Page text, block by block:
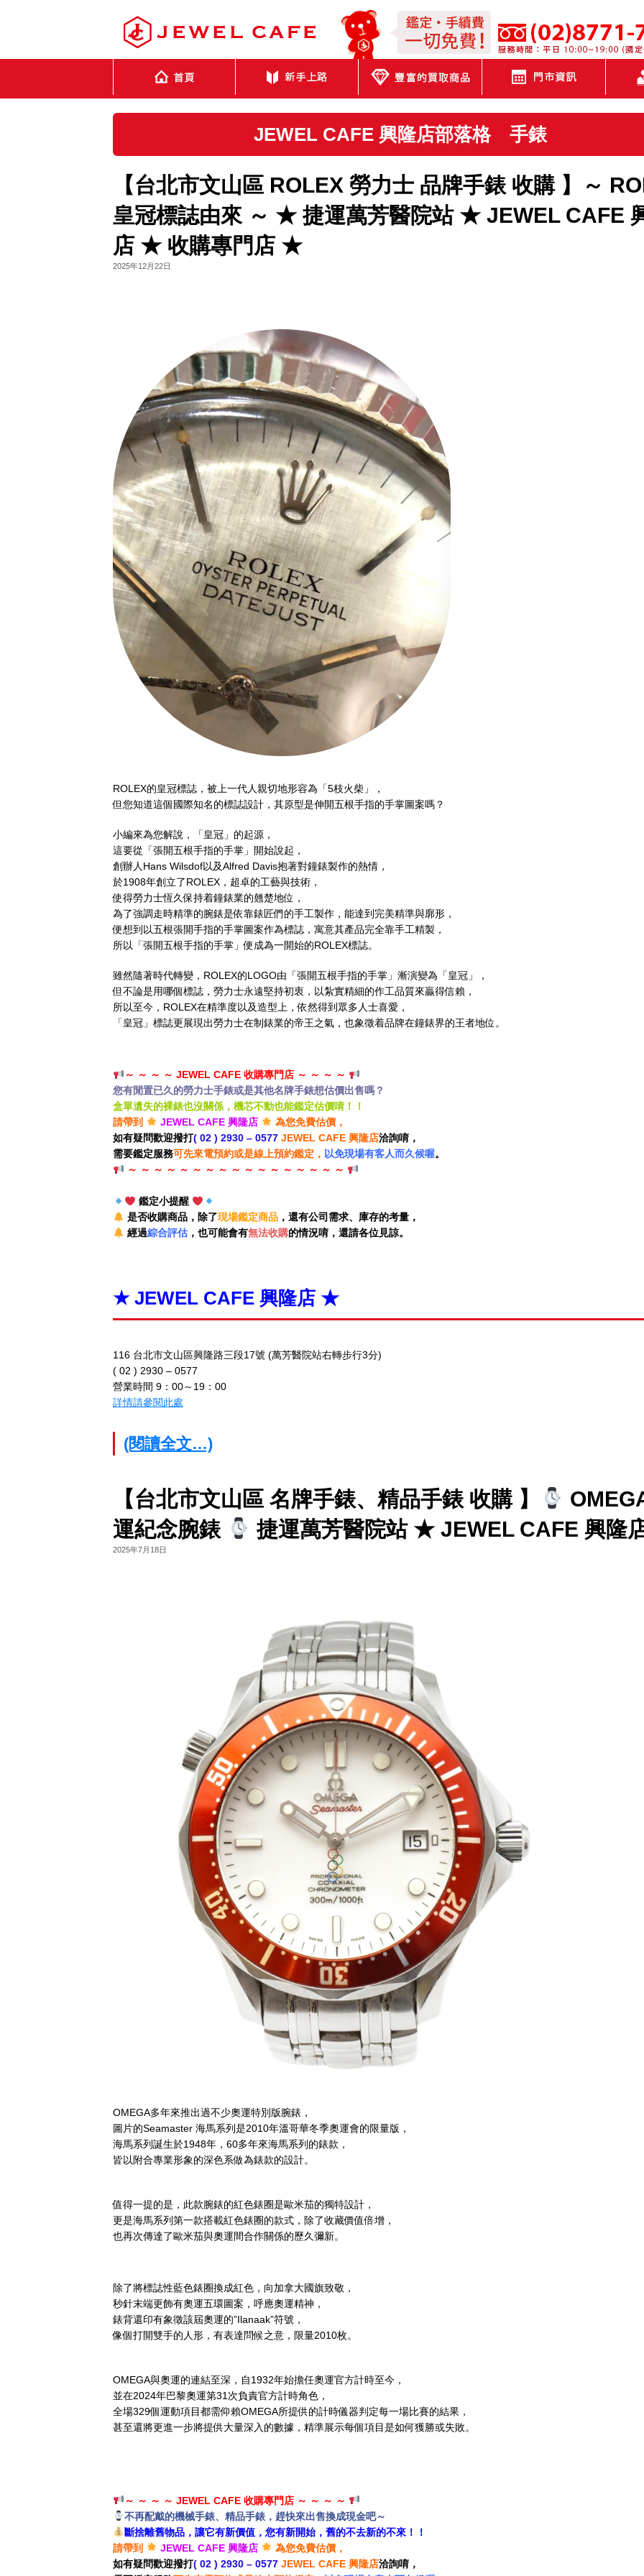
JEWEL CAFE
JEWEL CAFE 興隆店部落格手錶
【台北市文山區 ROLEX 勞力士 品牌手錶 收購 】～
皇冠標誌由來 ～ ★ 捷運萬芳醫院站 ★ JEWEL CAFE
店 ★ 收購專門店 ★
2025年12月22日
ROLEX的皇冠標誌，被上一代人親切地形容為「5枝火柴」，
但您知道這個國際知名的標誌設計，其原型是伸開五根手指的手掌圖案嗎？
小編來為您解說，「皇冠」的起源，
這要從「張開五根手指的手掌」開始說起，
創辦人Hans Wilsdof以及Alfred Davis抱著對鐘錶製作的熱情，
於1908年創立了ROLEX，超卓的工藝與技術，
使得勞力士恆久保持着鐘錶業的翹楚地位，
為了強調走時精準的腕錶是依靠錶匠們的手工製作，能達到完美精準與廓形，
便想到以五根張開手指的手掌圖案作為標誌，寓意其產品完全靠手工精製，
所以「張開五根手指的手掌」便成為一開始的ROLEX標誌。
雖然隨著時代轉變，ROLEX的LOGO由「張開五根手指的手掌」漸演變為「皇冠」，
但不論是用哪個標誌，勞力士永遠堅持初衷，以紮實精細的作工品質來贏得信賴，
所以至今，ROLEX在精準度以及造型上，依然得到眾多人士喜愛，
「皇冠」標誌更展現出勞力士在制錶業的帝王之氣，也象徵着品牌在鐘錶界的王者地位。
～ ～ ～ ～ JEWEL CAFE 收購專門店 ～ ～ ～ ～
您有閒置已久的勞力士手錶或是其他名牌手錶想估價出售嗎？
盒單遺失的裸錶也沒關係，機芯不動也能鑑定估價唷！！
請帶到
JEWEL CAFE 興隆店
為您免費估價，
如有疑問歡迎撥打( 02 ) 2930 – 0577 JEWEL CAFE 興隆店洽詢唷，
需要鑑定服務可先來電預約或是線上預約鑑定， 以免現場有客人而久候喔。
～ ～ ～ ～ ～ ～ ～ ～ ～ ～ ～ ～ ～ ～ ～ ～ ～
鑑定小提醒
是否收購商品，除了現場鑑定商品，還有公司需求、庫存的考量，
經過綜合評估，也可能會有無法收購的情況唷，還請各位見諒。
★ JEWEL CAFE 興隆店 ★
116 台北市文山區興隆路三段17號 (萬芳醫院站右轉步行3分)
( 02 ) 2930 – 0577
營業時間 9：00～19：00
詳情請參閱此處
(閱讀全文…)
【台北市文山區 名牌手錶、精品手錶 收購 】
運紀念腕錶
捷運萬芳醫院站 ★ JEWEL CAFE 興隆
2025年7月18日
OMEGA多年來推出過不少奧運特別版腕錶，
圖片的Seamaster 海馬系列是2010年溫哥華冬季奧運會的限量版，
海馬系列誕生於1948年，60多年來海馬系列的錶款，
皆以附合專業形象的深色系做為錶款的設計。
值得一提的是，此款腕錶的紅色錶圈是歐米茄的獨特設計，
更是海馬系列第一款搭載紅色錶圈的款式，除了收藏價值倍增，
也再次傳達了歐米茄與奧運間合作關係的歷久彌新。
除了將標誌性藍色錶圈換成紅色，向加拿大國旗致敬，
秒針末端更飾有奧運五環圖案，呼應奧運精神，
錶背還印有象徵該屆奧運的”Ilanaak”符號，
像個打開雙手的人形，有表達問候之意，限量2010枚。
OMEGA與奧運的連結至深，自1932年始擔任奧運官方計時至今，
並在2024年巴黎奧運第31次負責官方計時角色，
全場329個運動項目都需仰賴OMEGA所提供的計時儀器判定每一場比賽的結果，
甚至還將更進一步將提供大量深入的數據，精準展示每個項目是如何獲勝或失敗。
～ ～ ～ ～ JEWEL CAFE 收購專門店 ～ ～ ～ ～
不再配戴的機械手錶、精品手錶，趕快來出售換成現金吧～
斷捨離舊物品，讓它有新價值，您有新開始，舊的不去新的不來！！
請帶到
JEWEL CAFE 興隆店
為您免費估價，
如有疑問歡迎撥打( 02 ) 2930 – 0577 JEWEL CAFE 興隆店洽詢唷，